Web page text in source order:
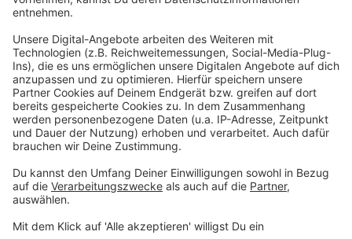
Und so bereitet ihr das Essen zu
Anzeige
Die Melonen der Länge nach vierteln. Die Kerne
entfernen, aus dem Fruchtfleisch Kugeln
ausstechen und kühl stellen.
Das restliche Fruchtfleisch mit der Crème Fraîche,
Zucker, Salz und Portwein pürieren und
abschmecken.
Zum Schluss die Minze fein geschnitten dazu